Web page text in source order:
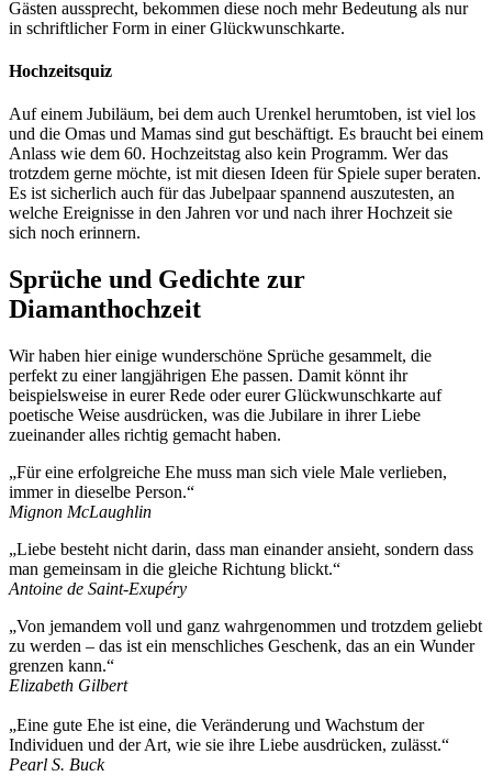
Gästen aussprecht, bekommen diese noch mehr Bedeutung als nur
in schriftlicher Form in einer Glückwunschkarte.
Hochzeitsquiz
Auf einem Jubiläum, bei dem auch Urenkel herumtoben, ist viel los
und die Omas und Mamas sind gut beschäftigt. Es braucht bei einem
Anlass wie dem 60. Hochzeitstag also kein Programm. Wer das
trotzdem gerne möchte, ist mit diesen Ideen für Spiele super beraten.
Es ist sicherlich auch für das Jubelpaar spannend auszutesten, an
welche Ereignisse in den Jahren vor und nach ihrer Hochzeit sie
sich noch erinnern.
Sprüche und Gedichte zur
Diamanthochzeit
Wir haben hier einige wunderschöne Sprüche gesammelt, die
perfekt zu einer langjährigen Ehe passen. Damit könnt ihr
beispielsweise in eurer Rede oder eurer Glückwunschkarte auf
poetische Weise ausdrücken, was die Jubilare in ihrer Liebe
zueinander alles richtig gemacht haben.
„Für eine erfolgreiche Ehe muss man sich viele Male verlieben,
immer in dieselbe Person.“
Mignon McLaughlin
„Liebe besteht nicht darin, dass man einander ansieht, sondern dass
man gemeinsam in die gleiche Richtung blickt.“
Antoine de Saint-Exupéry
„Von jemandem voll und ganz wahrgenommen und trotzdem geliebt
zu werden – das ist ein menschliches Geschenk, das an ein Wunder
grenzen kann.“
Elizabeth Gilbert
„Eine gute Ehe ist eine, die Veränderung und Wachstum der
Individuen und der Art, wie sie ihre Liebe ausdrücken, zulässt.“
Pearl S. Buck